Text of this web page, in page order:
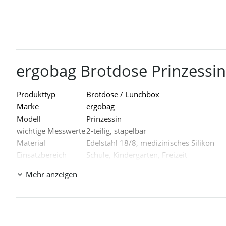
ergobag Brotdose
Produkttyp
Brotdose / Lunchbox
Marke
ergobag
Modell
Prinzessin
wichtige Messwerte2-teilig, stapelbar
Material
Edelstahl 18/8, medizinisches Silikon
Einsatzbereich
Schule, Kindergarten, Freizeit
Was zeichnet die ergobag
Die Brotdose besteht aus robustem Edelstahl und wird
Mehr anzeigen